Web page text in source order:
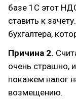
базе 1С этот
ставить к
бухгалтера,
Причина 2.
очень страшно,
покажем налог
возмещению.